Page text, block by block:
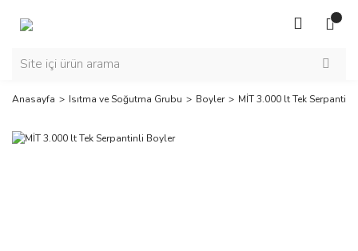
Anasayfa Isıtma ve Soğutma Grubu Boyler MİT 3.000 lt Tek